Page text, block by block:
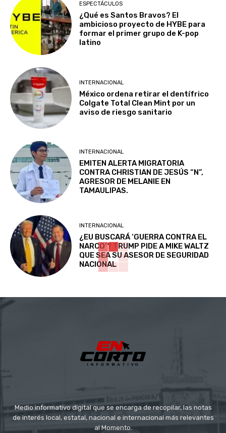
ESPECTÁCULOS
¿Qué es Santos Bravos? El
ambicioso proyecto de HYBE para
formar el primer grupo de K-pop
latino
INTERNACIONAL
México ordena retirar el dentífrico
Colgate Total Clean Mint por un
aviso de riesgo sanitario
INTERNACIONAL
EMITEN ALERTA MIGRATORIA
CONTRA CHRISTIAN DE JESÚS “N”,
AGRESOR DE MELANIE EN
TAMAULIPAS.
INTERNACIONAL
¿EU BUSCARÁ ‘GUERRA CONTRA EL
NARCO’? TRUMP PIDE A MIKE WALTZ
QUE SEA SU ASESOR DE SEGURIDAD
NACIONAL
Medio informativo digital que se encarga de recopilar, las notas
de interés local, estatal, nacional e internacional más relevantes
al Momento.